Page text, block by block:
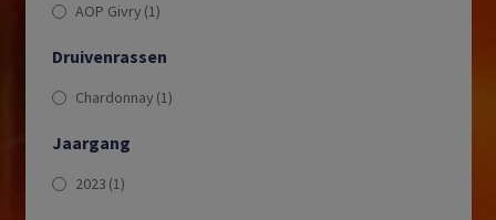
AOP Givry (1)
Druivenrassen
Chardonnay (1)
Jaargang
2023 (1)